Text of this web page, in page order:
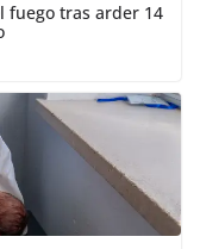
fuego tras arder 14